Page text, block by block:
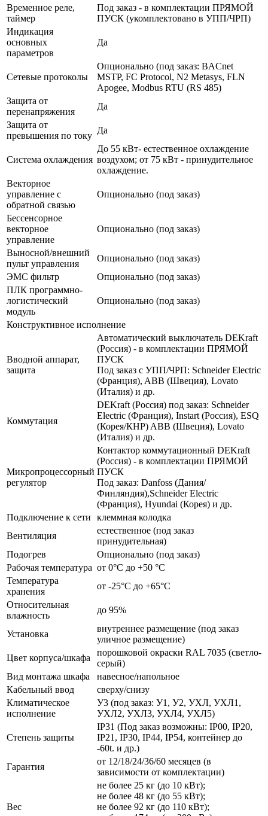
Временное реле,
таймер
Под заказ - в комплектации ПРЯМОЙ
ПУСК (укомплектовано в УПП/ЧРП)
Индикация
основных
параметров
Да
Сетевые протоколы
Опционально (под заказ: BACnet
MSTP, FC Protocol, N2 Metasys, FLN
Apogee, Modbus RTU (RS 485)
Защита от
перенапряжения
Да
Защита от
превышения по току
Да
Система охлаждения
До 55 кВт- естественное охлаждение
воздухом; от 75 кВт - принудительное
охлаждение.
Векторное
управление с
обратной связью
Опционально (под заказ)
Бессенсорное
векторное
управление
Опционально (под заказ)
Выносной/внешний
пульт управления
Опционально (под заказ)
ЭМС фильтр
Опционально (под заказ)
ПЛК программно-
логистический
модуль
Опционально (под заказ)
Конструктивное исполнение
Вводной аппарат,
защита
Автоматический выключатель DEKraft
(Россия) - в комплектации ПРЯМОЙ
ПУСК
Под заказ с УПП/ЧРП: Schneider Electric
(Франция), ABB (Швеция), Lovato
(Италия) и др.
Коммутация
DEKraft (Россия) под заказ: Schneider
Electric (Франция), Instart (Россия), ESQ
(Корея/КНР) ABB (Швеция), Lovato
(Италия) и др.
Микропроцессорный
регулятор
Контактор коммутационный DEKraft
(Россия) - в комплектации ПРЯМОЙ
ПУСК
Под заказ: Danfoss (Дания/
Финляндия),Schneider Electric
(Франция), Hyundai (Корея) и др.
Подключение к сети
клеммная колодка
Вентиляция
естественное (под заказ
принудительная)
Подогрев
Опционально (под заказ)
Рабочая температура от 0°C до +50 °C
Температура
хранения
от -25°C до +65°C
Относительная
влажность
до 95%
Установка
внутреннее размещение (под заказ
уличное размещение)
Цвет корпуса/шкафа
порошковой окраски RAL 7035 (светло-
серый)
Вид монтажа шкафа
навесное/напольное
Кабельный ввод
сверху/снизу
Климатическое
исполнение
У3 (под заказ: У1, У2, УХЛ, УХЛ1,
УХЛ2, УХЛ3, УХЛ4, УХЛ5)
Степень защиты
IP31 (Под заказ возможны: IP00, IP20,
IP21, IP30, IP44, IP54, контейнер до
-60t. и др.)
Гарантия
от 12/18/24/36/60 месяцев (в
зависимости от комплектации)
Вес
не более 25 кг (до 10 кВт);
не более 48 кг (до 55 кВт);
не более 92 кг (до 110 кВт);